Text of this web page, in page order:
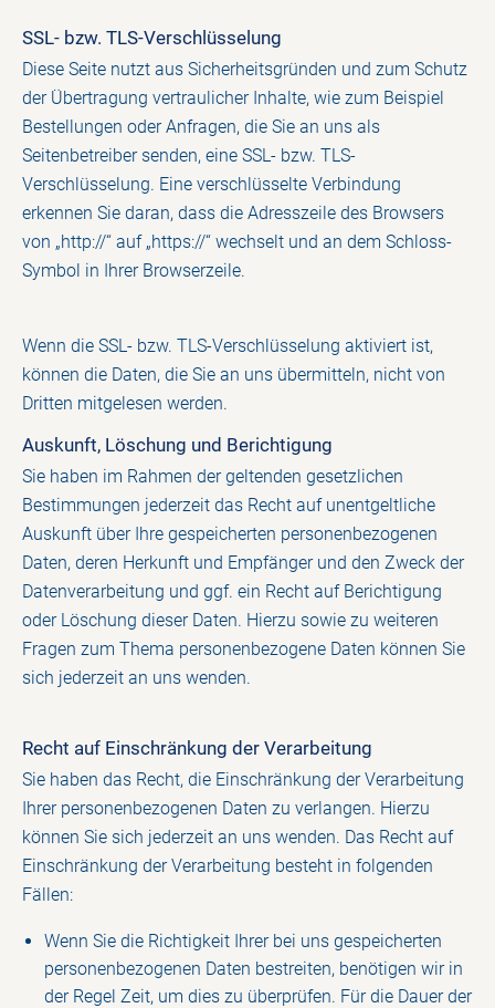
SSL- bzw. TLS-Verschlüsselung
Diese Seite nutzt aus Sicherheitsgründen und zum Schutz
der Übertragung vertraulicher Inhalte, wie zum Beispiel
Bestellungen oder Anfragen, die Sie an uns als
Seitenbetreiber senden, eine SSL- bzw. TLS-
Verschlüsselung. Eine verschlüsselte Verbindung
erkennen Sie daran, dass die Adresszeile des Browsers
von „http://“ auf „https://“ wechselt und an dem Schloss-
Symbol in Ihrer Browserzeile.
Wenn die SSL- bzw. TLS-Verschlüsselung aktiviert ist,
können die Daten, die Sie an uns übermitteln, nicht von
Dritten mitgelesen werden.
Auskunft, Löschung und Berichtigung
Sie haben im Rahmen der geltenden gesetzlichen
Bestimmungen jederzeit das Recht auf unentgeltliche
Auskunft über Ihre gespeicherten personenbezogenen
Daten, deren Herkunft und Empfänger und den Zweck der
Datenverarbeitung und ggf. ein Recht auf Berichtigung
oder Löschung dieser Daten. Hierzu sowie zu weiteren
Fragen zum Thema personenbezogene Daten können Sie
sich jederzeit an uns wenden.
Recht auf Einschränkung der Verarbeitung
Sie haben das Recht, die Einschränkung der Verarbeitung
Ihrer personenbezogenen Daten zu verlangen. Hierzu
können Sie sich jederzeit an uns wenden. Das Recht auf
Einschränkung der Verarbeitung besteht in folgenden
Fällen:
Wenn Sie die Richtigkeit Ihrer bei uns gespeicherten
personenbezogenen Daten bestreiten, benötigen wir in
der Regel Zeit, um dies zu überprüfen. Für die Dauer der